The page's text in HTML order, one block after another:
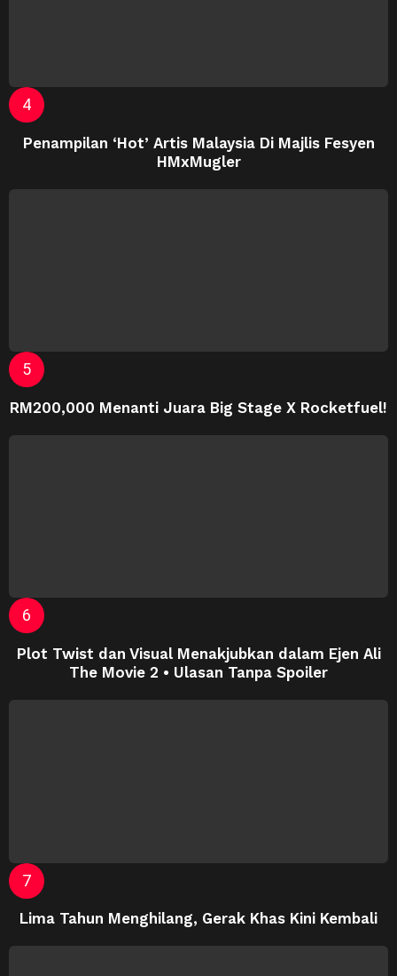
Penampilan ‘Hot’ Artis Malaysia Di Majlis Fesyen
HMxMugler
RM200,000 Menanti Juara Big Stage X Rocketfuel!
Plot Twist dan Visual Menakjubkan dalam Ejen Ali
The Movie 2 • Ulasan Tanpa Spoiler
Lima Tahun Menghilang, Gerak Khas Kini Kembali